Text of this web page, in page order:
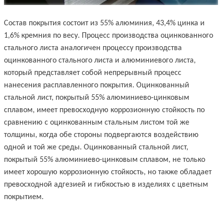
Состав покрытия состоит из 55% алюминия, 43,4% цинка и
1,6% кремния по весу. Процесс производства оцинкованного
стального листа аналогичен процессу производства
оцинкованного стального листа и алюминиевого листа,
который представляет собой непрерывный процесс
нанесения расплавленного покрытия. Оцинкованный
стальной лист, покрытый 55% алюминиево-цинковым
сплавом, имеет превосходную коррозионную стойкость по
сравнению с оцинкованным стальным листом той же
толщины, когда обе стороны подвергаются воздействию
одной и той же среды. Оцинкованный стальной лист,
покрытый 55% алюминиево-цинковым сплавом, не только
имеет хорошую коррозионную стойкость, но также обладает
превосходной адгезией и гибкостью в изделиях с цветным
покрытием.